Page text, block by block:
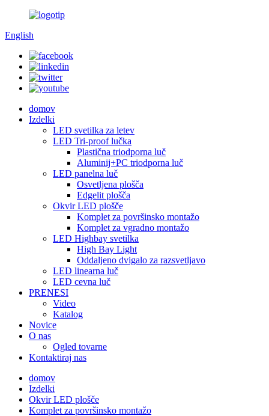
English
domov
Izdelki
LED svetilka za letev
LED Tri-proof lučka
Plastična triodporna luč
Aluminij+PC triodporna luč
LED panelna luč
Osvetljena plošča
Edgelit plošča
Okvir LED plošče
Komplet za površinsko montažo
Komplet za vgradno montažo
LED Highbay svetilka
High Bay Light
Oddaljeno dvigalo za razsvetljavo
LED linearna luč
LED cevna luč
PRENESI
Video
Katalog
Novice
O nas
Ogled tovarne
Kontaktiraj nas
domov
Izdelki
Okvir LED plošče
Komplet za površinsko montažo